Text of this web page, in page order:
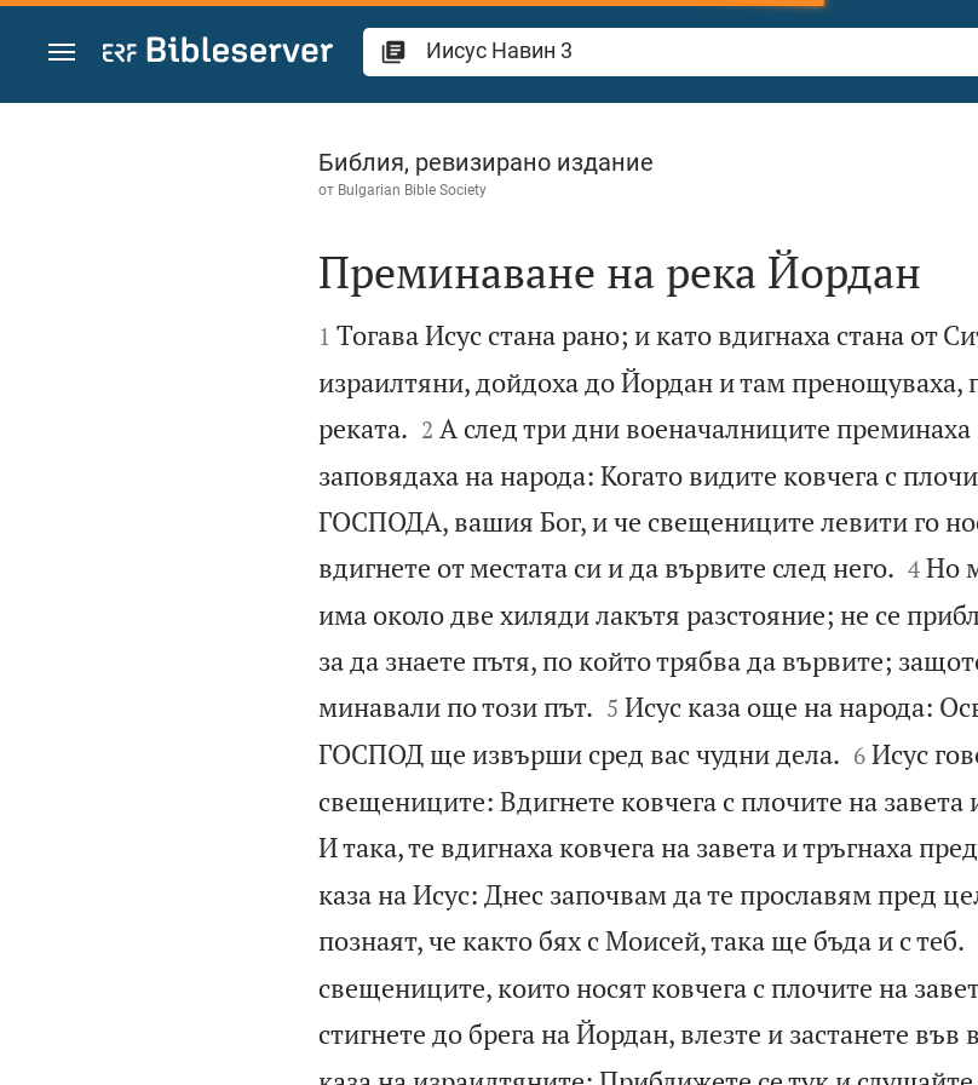
Преминете към съдържанието
Иисус Навин 3
Библия, ревизирано издание
от Bulgarian Bible Society

Преминаване на река Йордан

1 Тогава Исус стана рано; и като вдигнаха стана от
израилтяни, дойдоха до Йордан и там пренощуваха,
реката.
2 А след три дни военачалниците преминаха
заповядаха на народа: Когато видите ковчега с
ГОСПОДА, вашия Бог, и че свещениците левити го
вдигнете от местата си и да вървите след него.
4 Но
има около две хиляди лакътя разстояние; не се
за да знаете пътя, по който трябва да вървите;
минавали по този път.
5 Исус каза още на народа:
ГОСПОД ще извърши сред вас чудни дела.
6 Исус
свещениците: Вдигнете ковчега с плочите на
И така, те вдигнаха ковчега на завета и тръгнаха
каза на Исус: Днес започвам да те прославям пред
познаят, че както бях с Моисей, така ще бъда и с теб.
свещениците, които носят ковчега с плочите на
стигнете до брега на Йордан, влезте и застанете във